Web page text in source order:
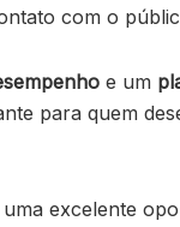
com o
e um
para quem
excelente